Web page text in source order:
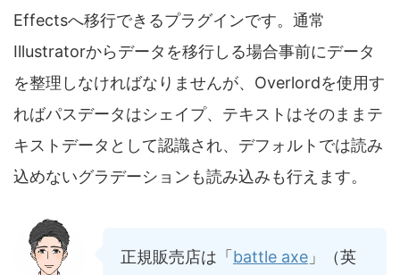
Effectsへ移行できるプラグインです。通常
Illustratorからデータを移行しる場合事前にデータ
を整理しなければなりませんが、Overlordを使用す
ればパスデータはシェイプ、テキストはそのままテ
キストデータとして認識され、デフォルトでは読み
込めないグラデーションも読み込みも行えます。
正規販売店は「 battle axe 」（英